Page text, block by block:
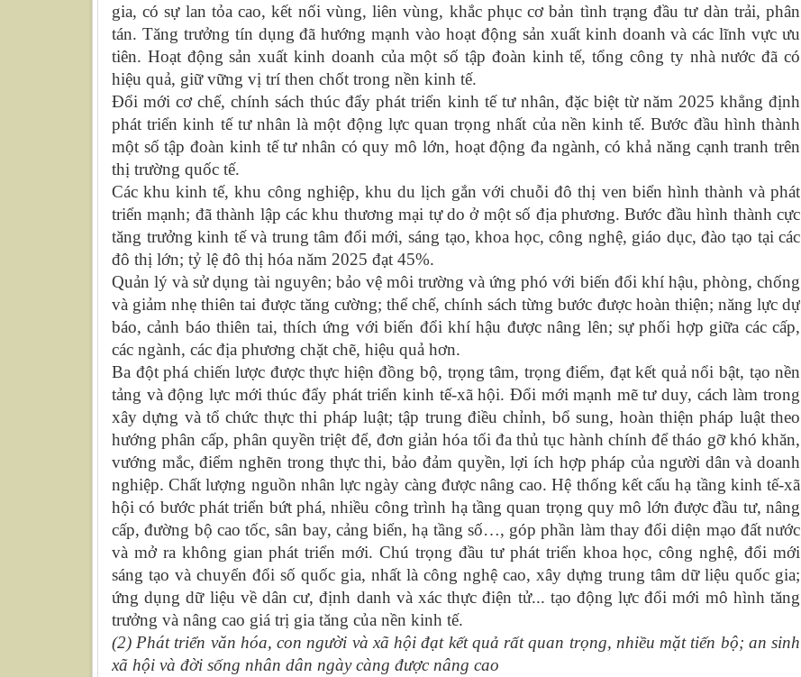
gia, có sự lan tỏa cao, kết nối vùng, liên vùng, khắc phục cơ bản tình trạng đầu tư dàn trải, phân
tán. Tăng trưởng tín dụng đã hướng mạnh vào hoạt động sản xuất kinh doanh và các lĩnh vực ưu
tiên. Hoạt động sản xuất kinh doanh của một số tập đoàn kinh tế, tổng công ty nhà nước đã có
hiệu quả, giữ vững vị trí then chốt trong nền kinh tế.
Đổi mới cơ chế, chính sách thúc đẩy phát triển kinh tế tư nhân, đặc biệt từ năm 2025 khẳng định
phát triển kinh tế tư nhân là một động lực quan trọng nhất của nền kinh tế. Bước đầu hình thành
một số tập đoàn kinh tế tư nhân có quy mô lớn, hoạt động đa ngành, có khả năng cạnh tranh trên
thị trường quốc tế.
Các khu kinh tế, khu công nghiệp, khu du lịch gắn với chuỗi đô thị ven biển hình thành và phát
triển mạnh; đã thành lập các khu thương mại tự do ở một số địa phương. Bước đầu hình thành cực
tăng trưởng kinh tế và trung tâm đổi mới, sáng tạo, khoa học, công nghệ, giáo dục, đào tạo tại các
đô thị lớn; tỷ lệ đô thị hóa năm 2025 đạt 45%.
Quản lý và sử dụng tài nguyên; bảo vệ môi trường và ứng phó với biến đổi khí hậu, phòng, chống
và giảm nhẹ thiên tai được tăng cường; thể chế, chính sách từng bước được hoàn thiện; năng lực dự
báo, cảnh báo thiên tai, thích ứng với biến đổi khí hậu được nâng lên; sự phối hợp giữa các cấp,
các ngành, các địa phương chặt chẽ, hiệu quả hơn.
Ba đột phá chiến lược được thực hiện đồng bộ, trọng tâm, trọng điểm, đạt kết quả nổi bật, tạo nền
tảng và động lực mới thúc đẩy phát triển kinh tế-xã hội. Đổi mới mạnh mẽ tư duy, cách làm trong
xây dựng và tổ chức thực thi pháp luật; tập trung điều chỉnh, bổ sung, hoàn thiện pháp luật theo
hướng phân cấp, phân quyền triệt để, đơn giản hóa tối đa thủ tục hành chính để tháo gỡ khó khăn,
vướng mắc, điểm nghẽn trong thực thi, bảo đảm quyền, lợi ích hợp pháp của người dân và doanh
nghiệp. Chất lượng nguồn nhân lực ngày càng được nâng cao. Hệ thống kết cấu hạ tầng kinh tế-xã
hội có bước phát triển bứt phá, nhiều công trình hạ tầng quan trọng quy mô lớn được đầu tư, nâng
cấp, đường bộ cao tốc, sân bay, cảng biển, hạ tầng số…, góp phần làm thay đổi diện mạo đất nước
và mở ra không gian phát triển mới. Chú trọng đầu tư phát triển khoa học, công nghệ, đổi mới
sáng tạo và chuyển đổi số quốc gia, nhất là công nghệ cao, xây dựng trung tâm dữ liệu quốc gia;
ứng dụng dữ liệu về dân cư, định danh và xác thực điện tử... tạo động lực đổi mới mô hình tăng
trưởng và nâng cao giá trị gia tăng của nền kinh tế.
(2) Phát triển văn hóa, con người và xã hội đạt kết quả rất quan trọng, nhiều mặt tiến bộ; an sinh
xã hội và đời sống nhân dân ngày càng được nâng cao